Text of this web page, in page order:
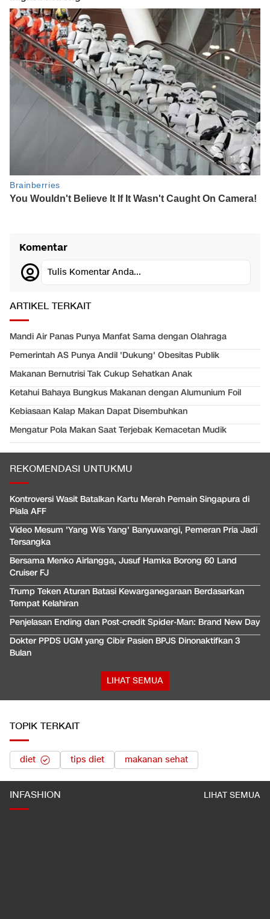
Komentar
Tulis Komentar Anda...
ARTIKEL TERKAIT
Mandi Air Panas Punya Manfat Sama dengan Olahraga
Pemerintah AS Punya Andil 'Dukung' Obesitas Publik
Makanan Bernutrisi Tak Cukup Sehatkan Anak
Ketahui Bahaya Bungkus Makanan dengan Alumunium Foil
Kebiasaan Kalap Makan Dapat Disembuhkan
Mengatur Pola Makan Saat Terjebak Kemacetan Mudik
REKOMENDASI UNTUKMU
Kontroversi Wasit Batalkan Kartu Merah Pemain Singapura di
Piala AFF
Video Mesum 'Yang Wis Yang' Banyuwangi, Pemeran Pria Jadi
Tersangka
Bersama Menko Airlangga, Jusuf Hamka Borong 60 Land
Cruiser FJ
Trump Teken Aturan Batasi Kewarganegaraan Berdasarkan
Tempat Kelahiran
Penjelasan Ending dan Post-credit Spider-Man: Brand New Day
Dokter PPDS UGM yang Cibir Pasien BPJS Dinonaktifkan 3
Bulan
LIHAT SEMUA
TOPIK TERKAIT
diet tips diet makanan sehat
INFASHION LIHAT SEMUA